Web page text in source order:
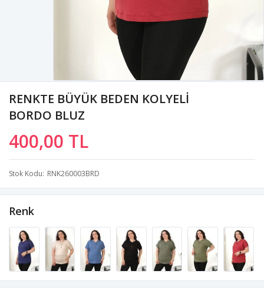
RENKTE BÜYÜK BEDEN KOLYELİ
BORDO BLUZ
400,00 TL
Stok Kodu RNK260003BRD
Renk